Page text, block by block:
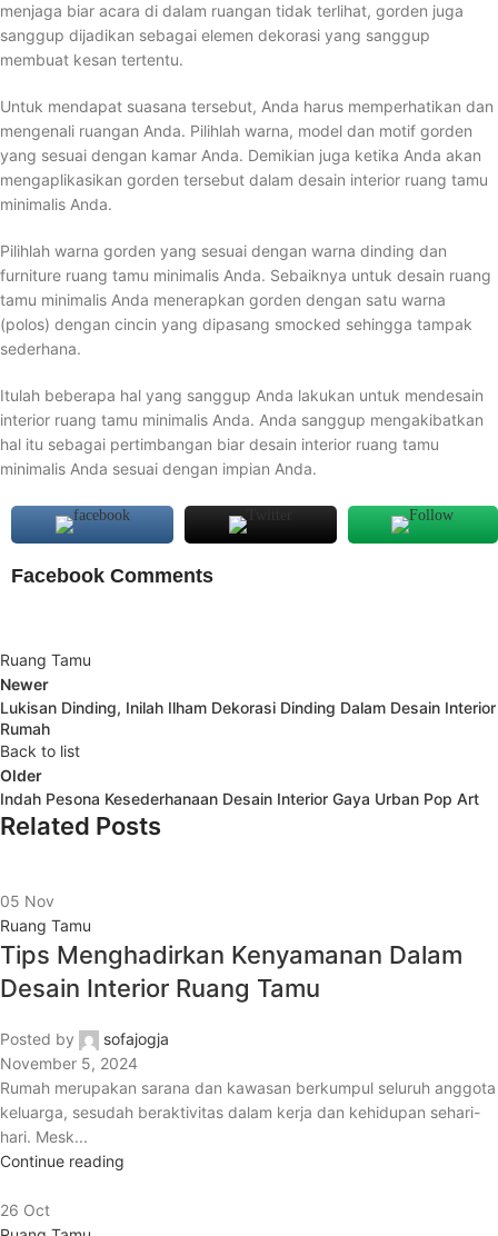
menjaga biar acara di dalam ruangan tidak terlihat, gorden juga
sanggup dijadikan sebagai elemen dekorasi yang sanggup
membuat kesan tertentu.
Untuk mendapat suasana tersebut, Anda harus memperhatikan dan
mengenali ruangan Anda. Pilihlah warna, model dan motif gorden
yang sesuai dengan kamar Anda. Demikian juga ketika Anda akan
mengaplikasikan gorden tersebut dalam desain interior ruang tamu
minimalis Anda.
Pilihlah warna gorden yang sesuai dengan warna dinding dan
furniture ruang tamu minimalis Anda. Sebaiknya untuk desain ruang
tamu minimalis Anda menerapkan gorden dengan satu warna
(polos) dengan cincin yang dipasang smocked sehingga tampak
sederhana.
Itulah beberapa hal yang sanggup Anda lakukan untuk mendesain
interior ruang tamu minimalis Anda. Anda sanggup mengakibatkan
hal itu sebagai pertimbangan biar desain interior ruang tamu
minimalis Anda sesuai dengan impian Anda.
Facebook Comments
Ruang Tamu
Newer
Lukisan Dinding, Inilah Ilham Dekorasi Dinding Dalam Desain Interior
Rumah
Back to list
Older
Indah Pesona Kesederhanaan Desain Interior Gaya Urban Pop Art
Related Posts
05 Nov
Ruang Tamu
Tips Menghadirkan Kenyamanan Dalam
Desain Interior Ruang Tamu
Posted by
sofajogja
November 5, 2024
Rumah merupakan sarana dan kawasan berkumpul seluruh anggota
keluarga, sesudah beraktivitas dalam kerja dan kehidupan sehari-
hari. Mesk...
Continue reading
26 Oct